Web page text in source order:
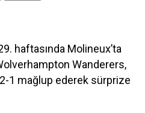
haftasında Molineux’ta
Wanderers,
1 mağlup ederek sürprize